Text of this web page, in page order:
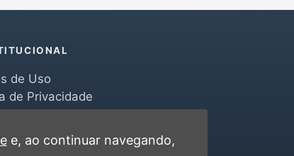
de Uso
de Privacidade
e, ao continuar navegando,